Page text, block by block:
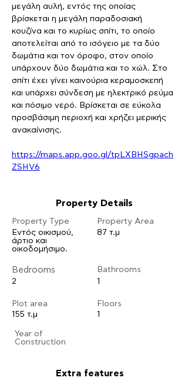
μεγάλη αυλή, εντός της οποίας
βρίσκεται η μεγάλη παραδοσιακή
κουζίνα και το κυρίως σπίτι, το οποίο
αποτελείται από το ισόγειο με τα δύο
δωμάτια και τον όροφο, στον οποίο
υπάρχουν δύο δωμάτια και το χώλ. Στο
σπίτι έχει γίνει καινούρια κεραμοσκεπή
και υπάρχει σύνδεση με ηλεκτρικό ρεύμα
και πόσιμο νερό. Βρίσκεται σε εύκολα
προσβάσιμη περιοχή και χρήζει μερικής
ανακαίνισης.
https://maps.app.goo.gl/tpLXBHSgpach
ZSHV6
Property Details
Property Type
Εντός οικισμού,
άρτιο και
οικοδομήσιμο.
Bedrooms
2
Plot area
155 τ.μ
Property Area
87 τ.μ
Bathrooms
1
Floors
1
​Year of
Construction
Extra features